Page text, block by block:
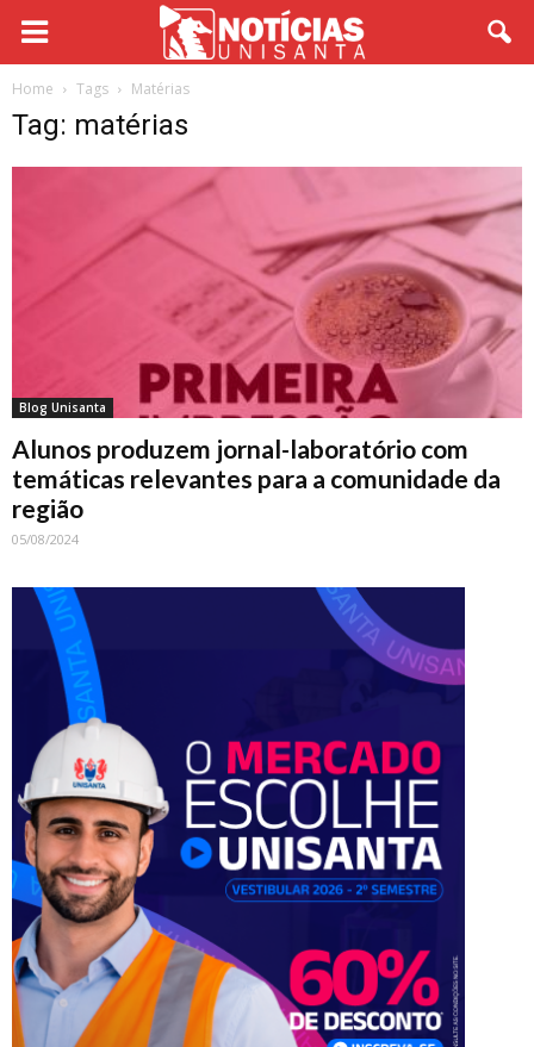
Home Tags Matérias
Tag: matérias
Blog Unisanta
Alunos produzem jornal-laboratório com
temáticas relevantes para a comunidade da
região
05/08/2024